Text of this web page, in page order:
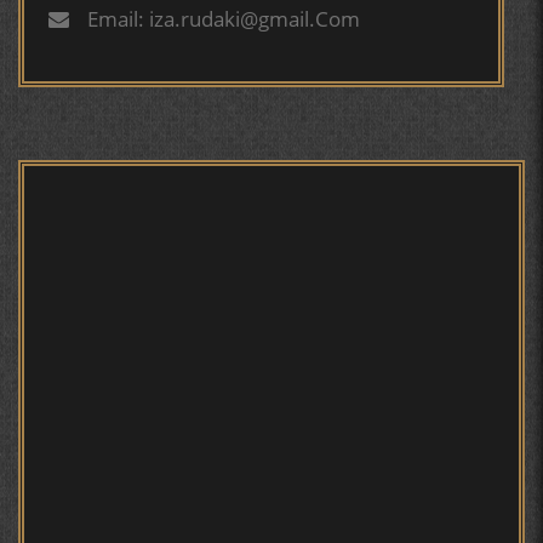
БУХОРОӢ УСМОНОВА Г.Ф.
БЕРУНӢ ВА НАВРӮЗИ АҶАМ
Email: iza.rudaki@gmail.Com